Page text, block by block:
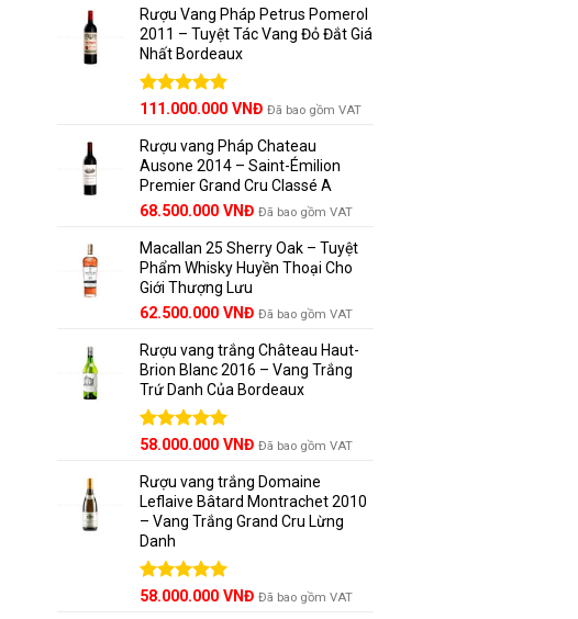
5 sao
Rượu Vang Pháp Petrus Pomerol
2011 – Tuyệt Tác Vang Đỏ Đắt Giá
Nhất Bordeaux
Được xếp
5 sao
Giá
là:
125.000.000 VNĐ.
111.000.000 VNĐGiá
tại
là:
111.000.000 VNĐ.
Đã bao gồm VAT
Rượu vang Pháp Chateau
Ausone 2014 – Saint-Émilion
Premier Grand Cru Classé A
68.500.000 VNĐ Đã bao gồm VAT
Macallan 25 Sherry Oak – Tuyệt
Phẩm Whisky Huyền Thoại Cho
Giới Thượng Lưu
Giá
là:
65.000.000 VNĐ.
62.500.000 VNĐGiá
tại
là:
62.500.000 VNĐ.
Đã bao gồm VAT
Rượu vang trắng Château Haut-
Brion Blanc 2016 – Vang Trắng
Trứ Danh Của Bordeaux
Được xếp
5 sao
58.000.000 VNĐ Đã bao gồm VAT
Rượu vang trắng Domaine
Leflaive Bâtard Montrachet 2010
– Vang Trắng Grand Cru Lừng
Danh
Được xếp
58.000.000 VNĐ Đã bao gồm VAT